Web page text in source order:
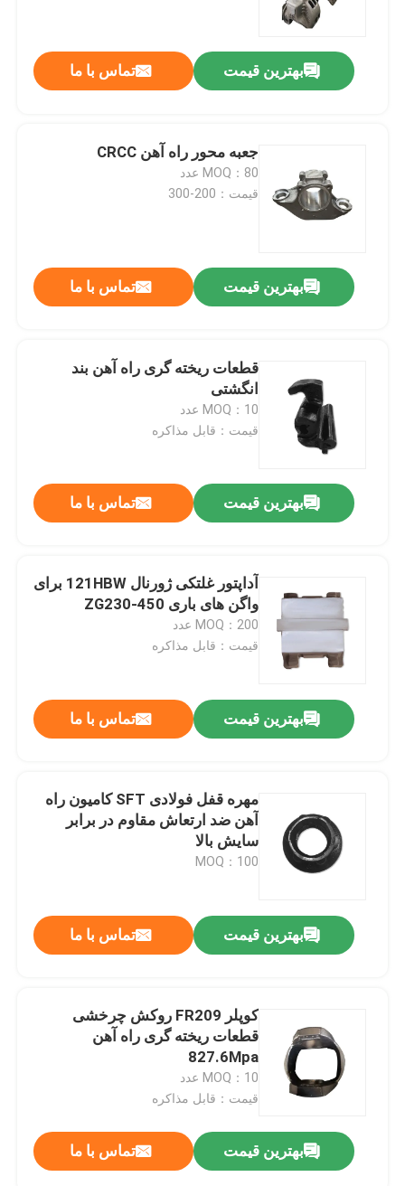
بهترین قیمت تماس با ما
جعبه محور راه آهن CRCC
MOQ：80 عدد
قیمت：200-300
بهترین قیمت تماس با ما
قطعات ریخته گری راه آهن بند
انگشتی
MOQ：10 عدد
قیمت：قابل مذاکره
بهترین قیمت تماس با ما
آداپتور غلتکی ژورنال 121HBW برای
واگن های باری ZG230-450
MOQ：200 عدد
قیمت：قابل مذاکره
بهترین قیمت تماس با ما
مهره قفل فولادی SFT کامیون راه
آهن ضد ارتعاش مقاوم در برابر
سایش بالا
MOQ：100
بهترین قیمت تماس با ما
کوپلر FR209 روکش چرخشی
قطعات ریخته گری راه آهن
827.6Mpa
MOQ：10 عدد
قیمت：قابل مذاکره
بهترین قیمت تماس با ما